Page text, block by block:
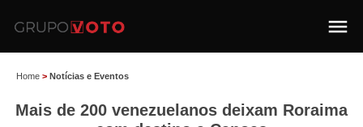
Home > Notícias e Eventos
Mais de 200 venezuelanos deixam Roraima